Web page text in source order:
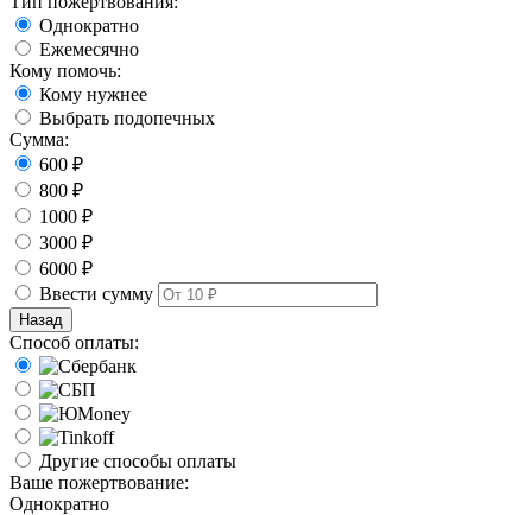
Однократно
Ежемесячно
Кому помочь:
Кому нужнее
Выбрать подопечных
Сумма:
600 ₽
800 ₽
1000 ₽
3000 ₽
6000 ₽
Ввести сумму
Назад
Способ оплаты:
Другие способы оплаты
Ваше пожертвование:
Однократно